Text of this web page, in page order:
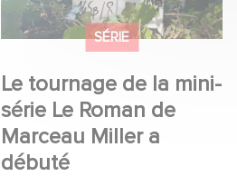
SÉRIE
Le tournage de la mini-
série Le Roman de
Marceau Miller a
débuté